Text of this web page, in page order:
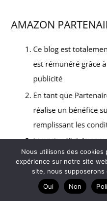
Nous utilisons des cookies
expérience sur notre site
site, nous
Oui
Non